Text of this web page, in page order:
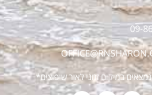
09-
במיקום זמני לאור שיפוצים*